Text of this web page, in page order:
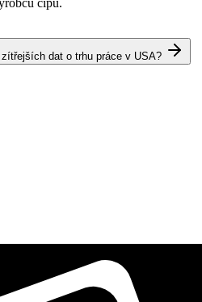
dat o trhu práce v USA?